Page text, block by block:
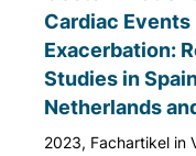
Cardiac Events
Exacerbation:
Studies in
Netherlands
2023, Fachartikel in